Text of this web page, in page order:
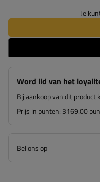
Je
Word lid van het
Bij aankoop van dit product
Prijs in punten: 3169.00
Bel ons op